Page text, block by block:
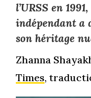
l’URSS en
indépendant a
son héritage
Zhanna
Times,